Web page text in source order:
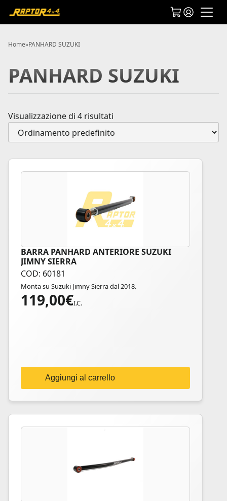
Home»PANHARD SUZUKI
PANHARD SUZUKI
Visualizzazione di 4 risultati
BARRA PANHARD ANTERIORE SUZUKI
JIMNY SIERRA
COD: 60181
Monta su Suzuki Jimny Sierra dal 2018.
119,00€I.C.
Aggiungi al carrello